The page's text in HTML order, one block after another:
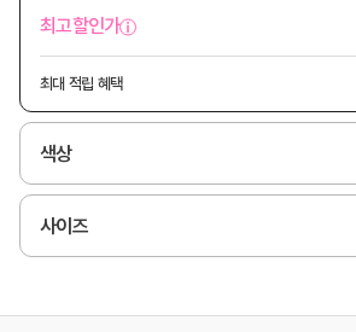
최고할인가
최대 적립 혜택
색상
사이즈